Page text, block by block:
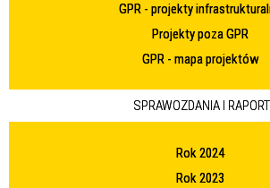
GPR - projekty
Projekty poza GPR
GPR - mapa projektów
SPRAWOZDANIA I
Rok 2024
Rok 2023